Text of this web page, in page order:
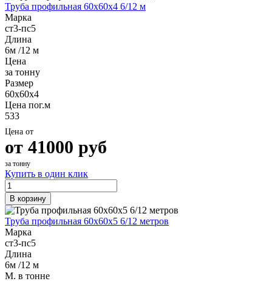
Труба профильная 60х60х4 6/12 м
Марка
ст3-пс5
Длина
6м /12 м
Цена
за тонну
Размер
60х60х4
Цена пог.м
533
Цена от
от 41000 руб
за тонну
Купить в один клик
В корзину
Труба профильная 60х60х5 6/12 метров
Марка
ст3-пс5
Длина
6м /12 м
М. в тонне